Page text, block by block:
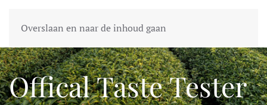
Overslaan en naar de inhoud gaan
Offical Taste Tester